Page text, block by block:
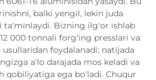
balki yengil, lekin juda
ta'minlaydi. Bizning ilg'or ishlab
000 tonnali forg'ing presslari va
usullaridan foydalanadi; natijada
a'lo darajada mos keladi va
qobiliyatiga ega bo'ladi. Chuqur